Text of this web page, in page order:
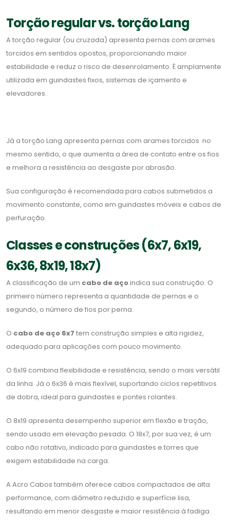
Torção regular vs. torção Lang
A torção regular (ou cruzada) apresenta pernas com arames
torcidos em sentidos opostos, proporcionando maior
estabilidade e reduz o risco de desenrolamento. É amplamente
utilizada em guindastes fixos, sistemas de içamento e
elevadores.
Já a torção Lang apresenta pernas com arames torcidos no
mesmo sentido, o que aumenta a área de contato entre os fios
e melhora a resistência ao desgaste por abrasão.
Sua configuração é recomendada para cabos submetidos a
movimento constante, como em guindastes móveis e cabos de
perfuração.
Classes e construções (6x7, 6x19,
6x36, 8x19, 18x7)
A classificação de um cabo de açoindica sua construção. O
primeiro número representa a quantidade de pernas e o
segundo, o número de fios por perna.
O cabo de aço 6x7 tem construção simples e alta rigidez,
adequado para aplicações com pouco movimento.
O 6x19 combina flexibilidade e resistência, sendo o mais versátil
da linha. Já o 6x36 é mais flexível, suportando ciclos repetitivos
de dobra, ideal para guindastes e pontes rolantes.
O 8x19 apresenta desempenho superior em flexão e tração,
sendo usado em elevação pesada. O 18x7, por sua vez, é um
cabo não rotativo, indicado para guindastes e torres que
exigem estabilidade na carga.
A Acro Cabos também oferece cabos compactados de alta
performance, com diâmetro reduzido e superfície lisa,
resultando em menor desgaste e maior resistência à fadiga.